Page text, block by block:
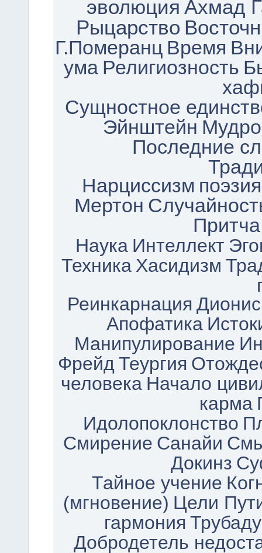
эволюция Ахмад
Рыцарство
Г.Померанц Время
ума Религиозность
Сущностное
Эйнштейн
Последние
Нарциссизм поэзия
Мертон
Притча
Наука Интеллект
Техника Хасидизм
Реинкарнация
Апофатика
Манипулирование
Фрейд Теургия
человека Начало
карма
Идолопоклонство
Смирение Санайи
Докинз
Тайное учение
(мгновение) Цели
гармония
Добродетель